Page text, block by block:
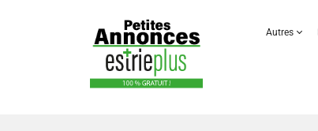
Autres